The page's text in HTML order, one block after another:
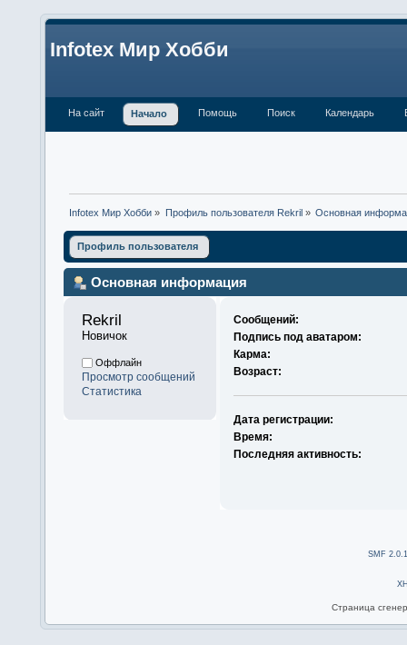
Infotex Мир Хобби
На сайт Начало Помощь Поиск Календарь
Infotex Мир Хобби » Профиль пользователя Rekril» Основная
Профиль пользователя
Основная информация
Rekril
Новичок
Оффлайн
Просмотр сообщений
Статистика
Сообщений:
Подпись под аватаром:
Карма:
Возраст:
Дата регистрации:
Время:
Последняя активность:
SMF
Страница